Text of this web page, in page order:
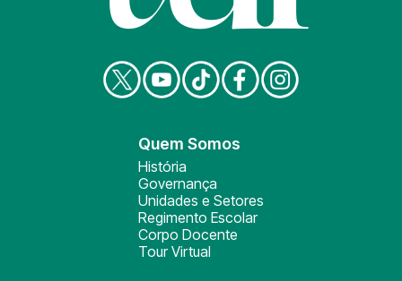
Quem Somos
História
Governança
Unidades e Setores
Regimento Escolar
Corpo Docente
Tour Virtual